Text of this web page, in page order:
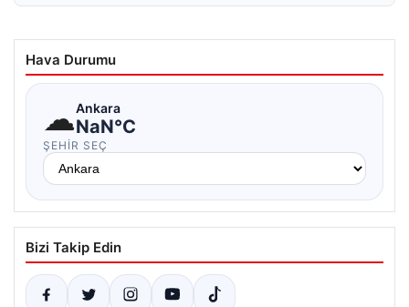
Hava Durumu
☁Ankara
NaN°C
ŞEHIR SEÇ
Bizi Takip Edin